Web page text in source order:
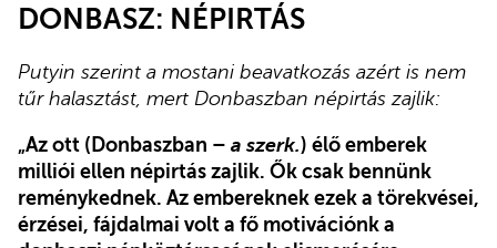
DONBASZ: NÉPIRTÁS
Putyin szerint a mostani beavatkozás azért is nem
tűr halasztást, mert Donbaszban népirtás zajlik:
„Az ott (Donbaszban – a szerk.) élő emberek
milliói ellen népirtás zajlik. Ők csak bennünk
reménykednek. Az embereknek ezek a törekvései,
érzései, fájdalmai volt a fő motivációnk a